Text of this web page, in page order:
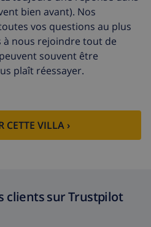
bien avant). Nos
vos questions au plus
à nous rejoindre tout de
souvent être
plaît réessayer.
CETTE VILLA ›
clients sur Trustpilot